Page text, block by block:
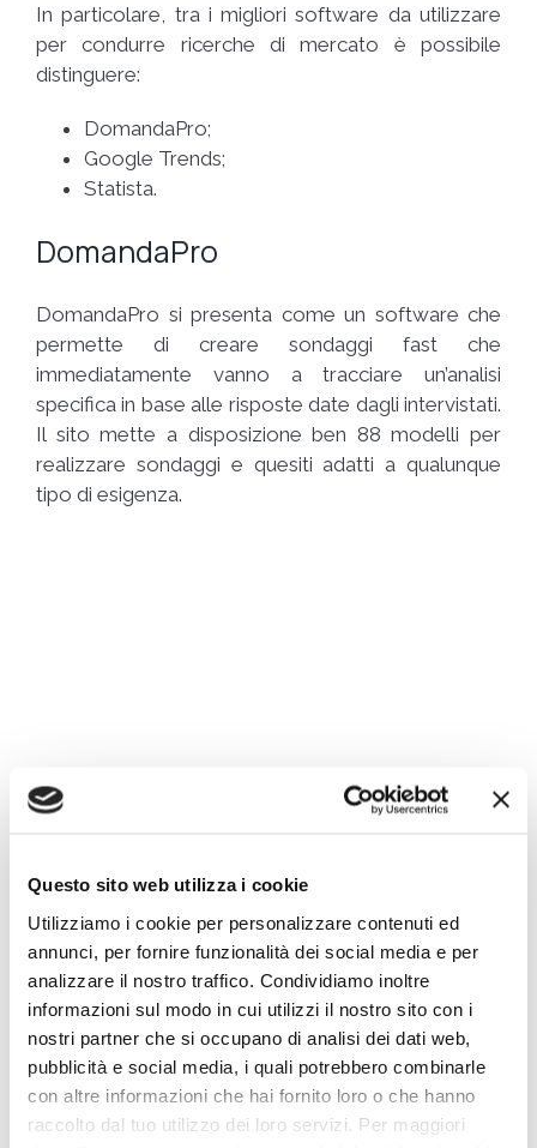
Questo sito web utilizza i cookie
Utilizziamo i cookie per personalizzare contenuti ed
annunci, per fornire funzionalità dei social media e per
analizzare il nostro traffico. Condividiamo inoltre
informazioni sul modo in cui utilizzi il nostro sito con i
nostri partner che si occupano di analisi dei dati web,
pubblicità e social media, i quali potrebbero combinarle
con altre informazioni che hai fornito loro o che hanno
raccolto dal tuo utilizzo dei loro servizi. Per maggiori
In particolare, tra i migliori software da utilizzare
per condurre ricerche di mercato è possibile
distinguere:
DomandaPro;
Google Trends;
Statista.
DomandaPro
DomandaPro si presenta come un software che
permette di creare sondaggi fast che
immediatamente vanno a tracciare un’analisi
specifica in base alle risposte date dagli intervistati.
Il sito mette a disposizione ben 88 modelli per
realizzare sondaggi e quesiti adatti a qualunque
tipo di esigenza.
identificare le opportunità di crescita nel mercato
globale – Foto di Canva
Google Trends
Google Trends è una piattaforma messa a
disposizione direttamente da Google perfetta da
utilizzare nel caso in cui si devono compiere delle
indagini di ricerca parola chiave. Il sito web, infatti,